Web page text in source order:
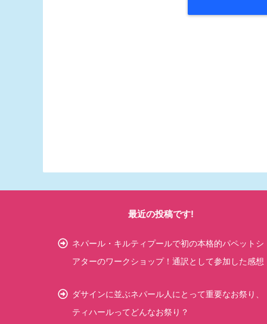
最近の投稿です!
ネパール・キルティプールで初の本格的パペットシ
アターのワークショップ！通訳として参加した感想
ダサインに並ぶネパール人にとって重要なお祭り、
ティハールってどんなお祭り？